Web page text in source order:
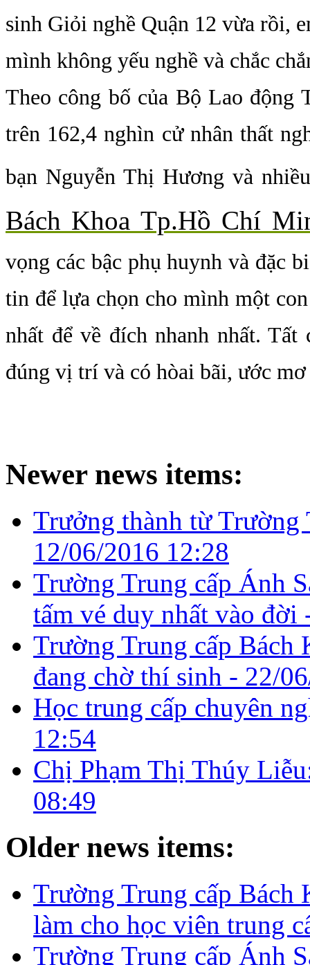
sinh Giỏi nghề Quận 12 vừa rồi,
mình không yếu nghề và chắc
Theo công bố của Bộ Lao động
trên 162,4 nghìn cử nhân thất
bạn Nguyễn Thị Hương và
Bách Khoa Tp.Hồ Chí
vọng các bậc phụ huynh và đặc
tin để lựa chọn cho mình một
nhất để về đích nhanh nhất. Tất
đúng vị trí và có hòai bãi, ước
Newer news items:
Trưởng thành từ
12/06/2016 12:28
Trường Trung cấp Ánh
tấm vé duy nhất vào
Trường Trung cấp Bách
đang chờ thí sinh - 22/
Học trung cấp chuyên
12:54
Chị Phạm Thị Thúy
08:49
Older news items:
Trường Trung cấp
làm cho học viên trung
Trường Trung cấp Ánh